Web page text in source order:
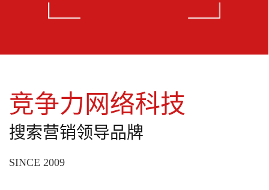
竞争力网络科技
搜索营销领导品牌
SINCE 2009